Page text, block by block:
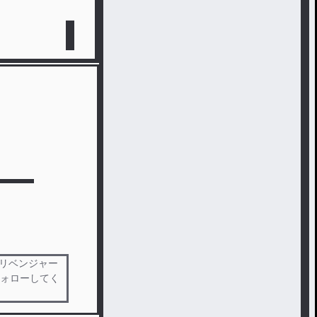
ベンジャー
ローしてく